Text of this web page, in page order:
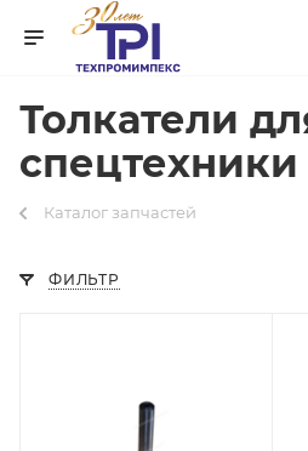
Толкатели
спецтехники
Каталог запчастей
ФИЛЬТР